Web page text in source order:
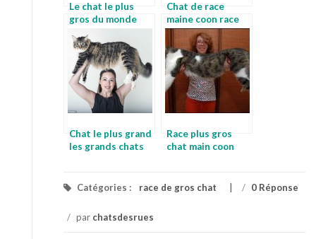
Le chat le plus
gros du monde
sortes de chats
Chat de race
maine coon race
chat bleu
Chat le plus grand
les grands chats
Race plus gros
chat main coon
Catégories : race de gros chat / 0 Réponse
/ par chatsdesrues